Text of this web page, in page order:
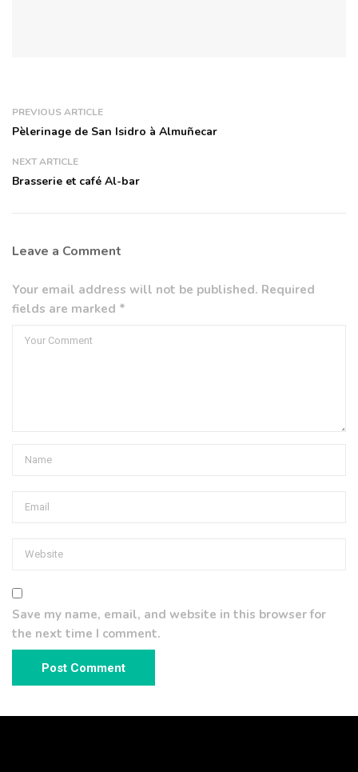
PREVIOUS ARTICLE
Pèlerinage de San Isidro à Almuñecar
NEXT ARTICLE
Brasserie et café Al-bar
Leave a Comment
Your email address will not be published. Required
fields are marked *
Save my name, email, and website in this browser for
the next time I comment.